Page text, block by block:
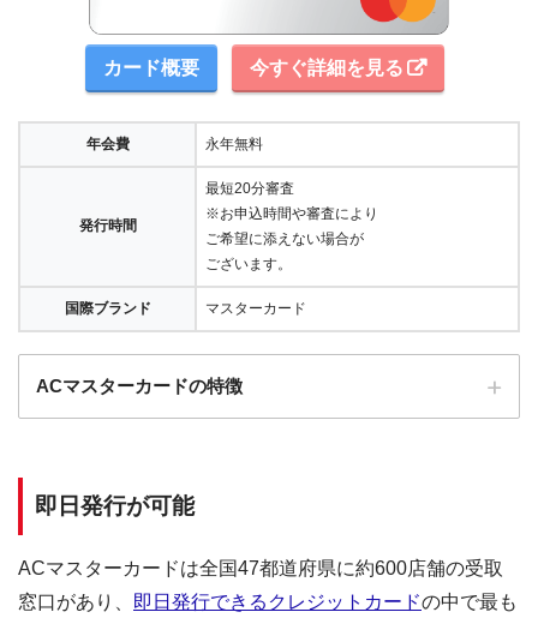
カード概要 今すぐ詳細を見る
年会費 永年無料
発行時間
最短20分審査
※お申込時間や審査により
ご希望に添えない場合が
ございます。
国際ブランド マスターカード
ACマスターカードの特徴
ショッピングリボの手数料率"10.0％～14.6％"（実質年率）は業界最安水準
即日発行が可能
ACマスターカードは全国47都道府県に約600店舗の受取
窓口があり、
即日発行できるクレジットカードの中で最も